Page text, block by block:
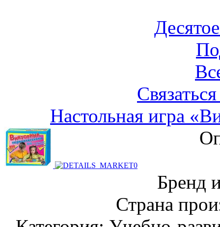
Настольная игра
Бренд
Страна